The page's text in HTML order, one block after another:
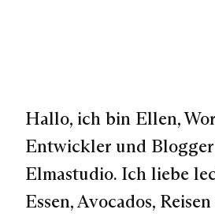
Hallo, ich bin Ellen,
Entwickler und
Elmastudio. Ich liebe
Essen, Avocados,